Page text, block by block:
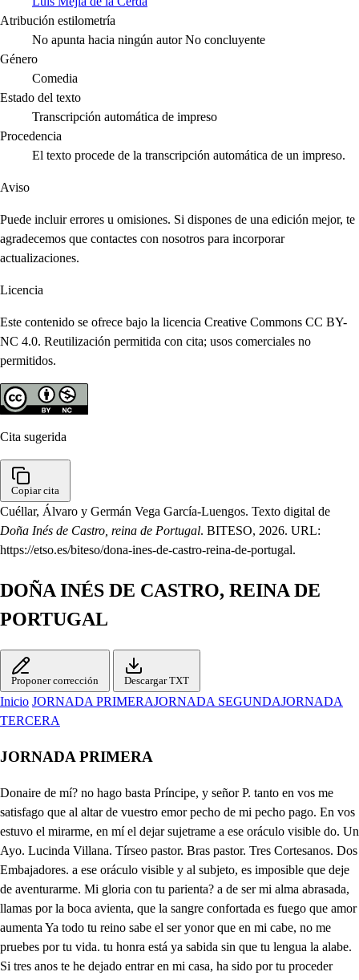
Atribución estilometría
No apunta hacia ningún autor No concluyente
Género
Comedia
Estado del texto
Transcripción automática de impreso
Procedencia
El texto procede de la transcripción automática de un impreso.
Aviso
Puede incluir errores u omisiones. Si dispones de una edición mejor, te
agradecemos que contactes con nosotros para incorporar
actualizaciones.
Licencia
Este contenido se ofrece bajo la licencia Creative Commons CC BY-
NC 4.0. Reutilización permitida con cita; usos comerciales no
permitidos.
Cita sugerida
Copiar cita
Cuéllar, Álvaro y Germán Vega García-Luengos. Texto digital de
Doña Inés de Castro, reina de Portugal. BITESO, 2026. URL:
https://etso.es/biteso/dona-ines-de-castro-reina-de-portugal.
DOÑA INÉS DE CASTRO, REINA DE
PORTUGAL
Proponer corrección Descargar TXT
Inicio JORNADA PRIMERAJORNADA SEGUNDAJORNADA
TERCERA
JORNADA PRIMERA
Donaire de mí? no hago basta Príncipe, y señor P. tanto en vos me satisfago que al altar de vuestro emor pecho de mi pecho pago. En vos estuvo el mirarme, en mí el dejar sujetrame a ese oráculo visible do. Un Ayo. Lucinda Villana. Tírseo pastor. Bras pastor. Tres Cortesanos. Dos Embajadores. a ese oráculo visible y al subjeto, es imposible que deje de aventurarme. Mi gloria con tu parienta? a de ser mi alma abrasada, llamas por la boca avienta, que la sangre confortada es fuego que amor aumenta Ya todo tu reino sabe el ser yonor que en mi cabe, no me pruebes por tu vida. tu honra está ya sabida sin que tu lengua la alabe. Si tres anos te he dejado entrar en mi casa, ha sido por tu proceder honrado; y esos tres se que has vivido solamente en mi cuidado. Qué dices mi vida burlas? alargarte así no quieras si como al principio eras llano amigo. llanas burlas dieron principio a estas verás De vuestra conversación y de mis locos antojos salió un rayo de afición que entrándose por los ojos abrasó mi corazón. Ya la vida en mi es impropia, y si de mi bien la copia en vuestras manos está, quién remedio me dará mejor que mi sangre propia? Ese diamante se ablande tanto frenesí en ti reina, tu alteza no se desmande, que a mi señora la Reina pienso hago ofensa grande. Esos desdenes esquivos contra mis deseos cautivos no hagan varios conciertos, que en sus sepulcros los muertos no se ofenden de los vivos. Antes en el muerto excede de ofensa cualquier resabio que de los vivos se herede porque más siente el agravio el que vengarse no puede. Su ofensa no se despierte quien fui y quien soy advierte da de mano a esos cuidados, que huesos en vida honrados quiero honrarlos yo he la muerte Por honrarlos no es injusto que vuestro Príncipe muera? y no fuera señor justo miraras a quien yo era mas que a tu lascivo gusto? El fuego que en ti se aviva, que aquella llama excesiva levanta en tu daño altiva que si deshonras la muerta dejas mi deshonra viva. De tu pensamiento huya cualquiera torpe bajeza, y de mi honra se arguya, tanto como mi nobleza, y mi nobleza es la tuya Adorote, Iu yo te adoro, P.lloro por ti, ,. por ti lloro quiero os mucho yo te quiero, Pmuero sin vos, sin vos muero, pero salvo mi decoro. Quiérote como a señor, adorote como a Rey, muerome por tu favor, lloro aquí, porque tu ley no ha de quebrantar mi honor. Y estoy corrida de ver que de tu torpe querer hayan los bríos pecado contra el celo más honrado que el cielo puso en mujer. Si esperas fruto amoroso de mí, haces mal de esperarlo vive menos cudicioso, que solo podrá alcanzarlo aquel que fuere mi esposo. Si solicitas mi afrenta, haces al reves la cuenta que por tu torpe amistad no ha de ser mi onestidad fruta de segunda venta. No quiero, ni el cielo quiera, que haya en mi mal pensamiento que aquesta amistad fincera el agravio de ese intento a mí mismo me le hiciera Ni vuestra sangre desprecio que siendo del mismo precio que aquesta real me estima preciando su mucha estima a mí mismo me honro y precio Dadme aquesa mano hermosa que con amor excesivo esta mía venturosa os doy en fe que os recibo por mi ligítima esposa, El consentimiento vuestro con la voluntad que os muestro bien de mi vida serán lazadas que prenderan el yugo amoroso nuestro. Mira señor lo que haces de ti esa pasión destierra primero que el alma enlaces doña Ines, a nuestras guerras pongamos eternas paces De nuestros respetos buenos los míos no están ajenos que en gloria de bien amar no puedo más desear, ni vos sois digna de menos. Mi mujer sois, y de suerte nudo indiso libre y fuerte el que nos ate ha de ser, que no le baste a romper el cuchillo de la muerte. De manera me encareces tu mucha amistad que yo aunque más que a mí mereces no puedo decir que no a la merced que me ofreces. Tuya soy, tuya me llama y a este vuelo de mi fama nadie de altanera arguya que bien merece ser tuya, a quien tan de verás te ama. Podrá merecer ahora el precio delos abrazos quien por divina os adora, tuyos son señor mis brazos, Ro quiera el cielo señora Que de tu cólera el fuego este más blando a mi ruego de lo que a estado hasta aquí ay qué regalo Ray de mí a que punto, o amor llego. Al Príncipe está abrazada que no es honrada he sabido la mujer que es conquistada y pues tu honrada no has sido que mujer no será honrada, Mal haya tanta belleza, castigue Dios tu bajeza tus pensamientos maldigo, gente siento P don Rodrigo? Ribeso los pies a tu alteza Dedo bueno? de Palacio Do . qué hace el Rey mi señor? n Ravisita tiene de espacio Don Pimudado te has de color que hay; n Ri conmigo me desgracio Qué tienes por vida mía? Don Reno se que melancolía no os quiero ver con despecho al tiempo que hay en mi pecho tantas sobras de alegría Dn Riya es grande el gozo que siento i con vuestras nobles caricias Recibo tanto contento que podéis pedir albricias de mi nuevo casamiento Don Ries la infanta de Aragón ya reina de tu afición? A dónde está doña Ines no hay reina, que ella lo es solo dé mi corazón Don In soy tu sierva, mi señora Don Rayo seré mí mismo infierno mi gozo es eterno ahora R. si tu gozo fuere eterno otro eternamente llora. Pariente, que mayor gloria puede tener mi memoria. que haberme enlazado al cuello de aqueste seraphín bello que de mi lleva victoria No es gallarda por extremo? Renadie en belleza le iguala. tanto que mi muerte temo en ver que otro se regala con el fuego que me quemo. Ay coral como su boca llegan perlas donde está aqueste aljófar preciado viose pecho más nevado que el alma a gusto provoca? Hay sin estos ojos, soles destar hermosas mejillas no toma el cielo arreboles hay tan lindas maravillas en los Polos Españoles? La belleza del Oriente iguala a esta bella frente compite el blanco Márfil con esta nariz sutil no son estas cejas tente Digo, que arcos son señora que el amor de industria ha hecho con que riude y enamora fragua de amores, el pecho donde tu fuego atesora Pues si te fuese alabando todos tus donaires quedo? calla R. calla te ruego pues que me estoy abrasando no soples más este fuego. Don Rodrigo, haz prevenir un Esquise, que a Belem hoy con mi esposa; as de ir Rtu querrás. yo ire también, mas impórtame acudir Hacia palacio primero que bablar a mi padre quiero, ve tu conella delante que yo ire luego al instante Re por aquí vengarme espero. Pues a prevenillo voy, Entre tanto que tú vas yo con doña Ines estoy y en palacio te andaras, cómo, si el alma te doy? Seré en un punto contigo ven mi vida don Rodrigo ol no pongas descuido en esto, volveré a llevarla presto volveré a matarme digo Ay ingrata por tus daños en tu servicio ocupé la flor de mis tiernos años pues premias mi firme fe con mortales desengaños. Ete servido, ete hecho en examen de mi pecho mil regalos, más presumo que son de mi fuego el humo pues los a tu Sol deshecho. Declarado te hasde suerte que mi vida se concluya mas si yo muriere advierte, que ha de ser la muerte tuya, remaniente de mi muerte. Del mayorazgo intentada la bendicion me a hurtado este Príncipe invidioso que fue lacobrienturoso y no Esaudesdichado. Mas aunque en esta ocasión ser primero no podré, para aliviar mi pasión recibir procurare la segunda bendición Y engañando mi sentido con parte del bien perdido para remediar mi afán procurate ser galan n pues no puedo ser marido. Diréis al de Aaragón mi amado primo, que ofrecerme su hija para nuera en más que el Reino Lusitano, estimo, Y a penas brotará la primavera en el Almendro flor, y frezco prado vistiendo de ojas verdes su ribera. Y a penas compondrá lo que a criado la señora de Chipre en sus Jardines que el Orbe ocupa su valor nombrado. Y a penas enel soto los mastines guardaran a los tiernos corderillos delos lobos que roban sus Confines Y a penas mostraran los altos cielos, sus rostros, de tinieblas despojados haciendo al campo treguas con los celos. Cuando por ella partan mis criados porque con la real pompa que merece; tome la posesión de mis estados. 2. Tanto favor tu Majestad la ofrece que aquella tierna planta Aragonesa. conel al cielo levantado crece sus Reales manos nuestro Rey te besa, y queda, de merced tan sublimada infinito, obligada la Princesa. Y aunque aquí de nosotros alabada su fama, sus virtudes, tu pregonas con que queda de todos ensalzada. Y a quien al cielo que lazo coronas que el agua aparta, en una junta veas y del cielo Español las cincoZonas y tú el Caudillo dela gente seas. Hágase con brevedad ved que ya estoy prevenido para dejar la ciudad don Pedro seas bien venido Don . deme vuesa Majestad Las manos toma esa pluma qué tengo de hacer en suma esta carta has de firmar Don P. dejámela repasar porque dolo no presuma Y esta licencia perdona repásala entre ti solo mas que ves en mi persona para que sospeches dolo de quien te da su corona. Si la sangre de tu madre hace que el temor te cuadre no temas de castigo que cuanto más tu enemigo entonces soy más tu padre. En pensamientos prolijos tu memoria no se emplee no turbes mis regucijos no hay padre que no d esee el remedio de sus hijos. En la carta que te di a tu esposa doy el sí y eso firma si lo entiendes Don . luego casarme pretendes eso pretendo D . a mí? a ti Quién alcanzar tú si pudo la Princesa de Aragón que te elevas, que estás mudo, Don Pragravios notables son contra un Príncipe viudo. Qué barajes ese punto te ruego, porque el trasunto muerto, está en mi corazón y hará mal trascarton el vivo conel difunto. Deja que el tiempo consuma, la idea que aún viva está que fue de mi bien la suma y ella faltando, podrá hacer su oficio la pluma. Fuera esperad caballeros, que de mis gustos postreros mi Mavorazgo mayor muestra todo su rigor en darme golpes más fieros. 2. Fuera esperamos . enseña que yo la quiero firmar alza esa pluma, pequeña ocasión te hace enojar. h El que al padre hace desdén en pago de su mal celo permite el eterno cielo que jamás no tenga bien y humilde baje hastael suelo. Villano, ya tienes bríos para oponerte a mi esfera con plumas de desvaríos sabiendo que a hombres de cera los deshacen rayos míos Falso, loquillo